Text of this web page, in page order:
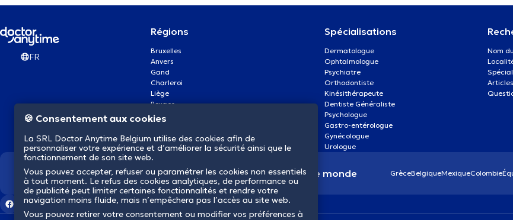
FR
Régions
Bruxelles
Anvers
Gand
Charleroi
Liège
Bruges
Namur
Mons
Aalst Flandre-Orientale
Spécialisations
Dermatologue
Ophtalmologue
Psychiatre
Orthodontiste
Kinésithérapeute
Dentiste Généraliste
Psychologue
Gastro-entérologue
Gynécologue
Urologue
Nom
Nous révolutionnons la santé dans le monde GrèceBelgiqueMexiqueColombie
🍪 Consentement aux cookies
La SRL Doctor Anytime Belgium utilise des cookies afin de
personnaliser votre expérience et d’améliorer la sécurité ainsi que le
fonctionnement de son site web.
Vous pouvez accepter, refuser ou paramétrer les cookies non essentiels
à tout moment. Le refus des cookies analytiques, de performance ou
de publicité peut limiter certaines fonctionnalités et rendre votre
navigation moins fluide, mais n’empêchera pas l’accès au site web.
Vous pouvez retirer votre consentement ou modifier vos préférences à